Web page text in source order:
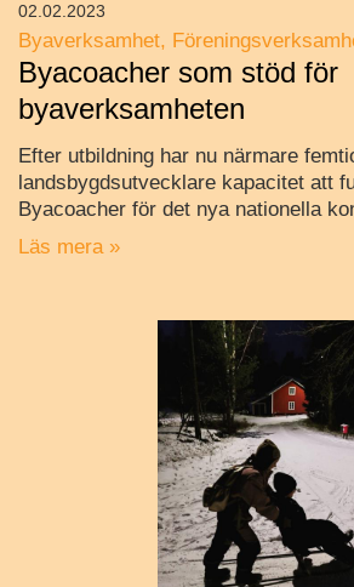
Byaverksamhet
Byacoacher som stöd för
byaverksamheten
Efter utbildning har nu närmare
landsbygdsutvecklare kapacitet att
Byacoacher för det nya nationella
Läs mera »
02.02.2023